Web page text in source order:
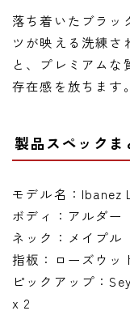
落ち着いたブラッ
ツが映える洗練さ
と、プレミアムな
存在感を放ちます。
製品スペックま
モデル名：Ibanez
ボディ：アルダー
ネック：メイプル
指板：ローズウッ
ピックアップ：
x 2